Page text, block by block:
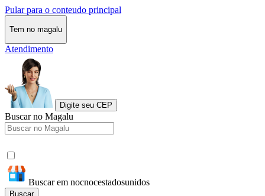
Pular para o conteudo principal
Tem no magalu
Atendimento
Digite seu CEP
Buscar no Magalu
Buscar em nocnocestadosunidos
Buscar